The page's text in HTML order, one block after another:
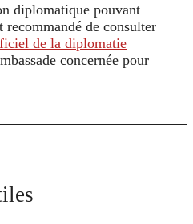
diplomatique pouvant
de consulter
de la diplomatie
concernée pour